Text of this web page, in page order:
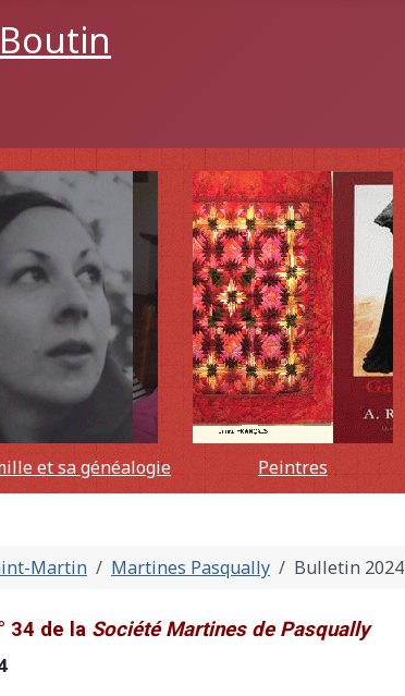
et sa généalogie Peintres
Martin Martines Pasqually Bulletin 2024
34 de la Société Martines de Pasqually